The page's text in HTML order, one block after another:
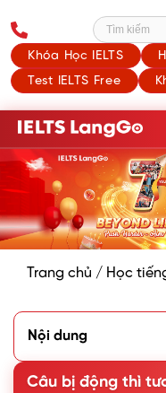
Khóa Học IELTS
Test IELTS Free
Tìm kiếm
Trang chủ / Học
Nội dung
1.1. Cấu trúc và
Câu bị động thì